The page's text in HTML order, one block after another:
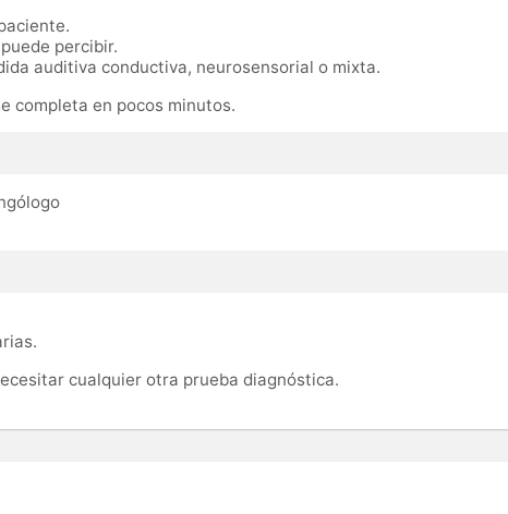
percibir.
auditiva conductiva, neurosensorial o mixta.
completa en pocos minutos.
cualquier otra prueba diagnóstica.